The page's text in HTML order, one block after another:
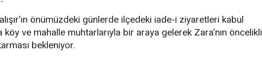
önümüzdeki günlerde ilçedeki iade-i ziyaretleri kabul
köy ve mahalle muhtarlarıyla bir araya gelerek Zara'nın öncelikli
bekleniyor.